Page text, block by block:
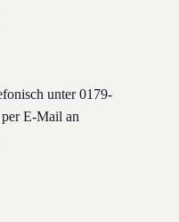
unter 0179-
E-Mail an